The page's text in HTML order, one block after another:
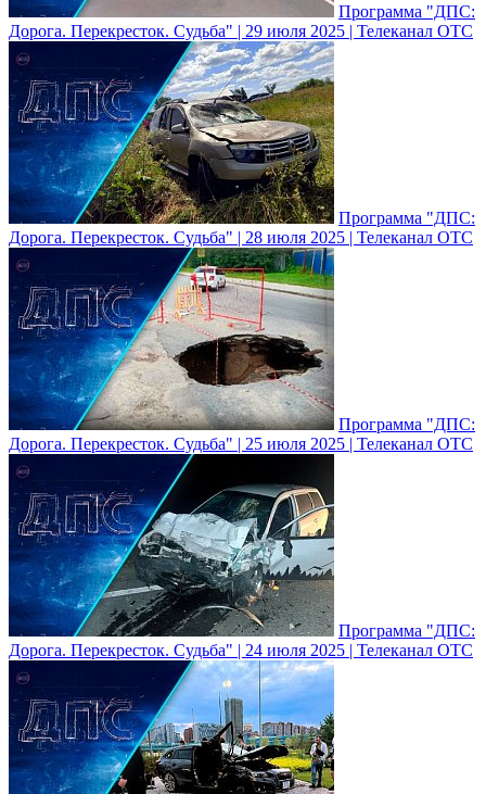
Программа "ДПС:
Дорога. Перекресток. Судьба" | 29 июля 2025 | Телеканал ОТС
Программа "ДПС:
Дорога. Перекресток. Судьба" | 28 июля 2025 | Телеканал ОТС
Программа "ДПС:
Дорога. Перекресток. Судьба" | 25 июля 2025 | Телеканал ОТС
Программа "ДПС:
Дорога. Перекресток. Судьба" | 24 июля 2025 | Телеканал ОТС